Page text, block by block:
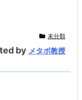
未分類
by メタボ教授